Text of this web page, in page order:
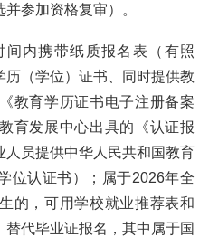
参加资格复审）。
内携带纸质报名表（有照
历（学位）证书、同时提供教
教育学历证书电子注册备案
育发展中心出具的《认证报
员提供中华人民共和国教育
位认证书）；属于2026年全
的，可用学校就业推荐表和
替代毕业证报名，其中属于国